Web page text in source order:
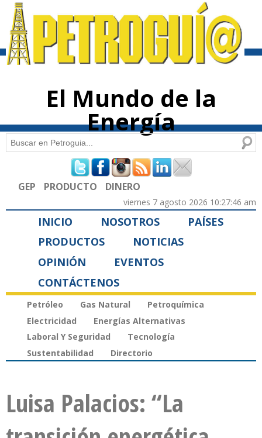
contenido
El Mundo de la
Energía
Formulario de búsqueda
Buscar
GEP PRODUCTO DINERO
viernes 7 agosto 2026 10:27:46 am
INICIO NOSOTROS
PAÍSES
PRODUCTOS
NOTICIAS
OPINIÓN
EVENTOS
CONTÁCTENOS
Petróleo Gas Natural
Petroquímica
Electricidad
Energías Alternativas
Laboral Y Seguridad
Tecnología
Sustentabilidad
Directorio
Luisa Palacios: “La